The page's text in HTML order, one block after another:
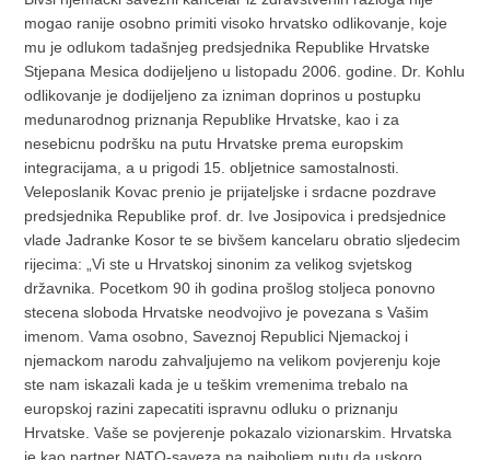
mogao ranije osobno primiti visoko hrvatsko odlikovanje, koje
mu je odlukom tadašnjeg predsjednika Republike Hrvatske
Stjepana Mesica dodijeljeno u listopadu 2006. godine. Dr. Kohlu
odlikovanje je dodijeljeno za izniman doprinos u postupku
medunarodnog priznanja Republike Hrvatske, kao i za
nesebicnu podršku na putu Hrvatske prema europskim
integracijama, a u prigodi 15. obljetnice samostalnosti.
Veleposlanik Kovac prenio je prijateljske i srdacne pozdrave
predsjednika Republike prof. dr. Ive Josipovica i predsjednice
vlade Jadranke Kosor te se bivšem kancelaru obratio sljedecim
rijecima: „Vi ste u Hrvatskoj sinonim za velikog svjetskog
državnika. Pocetkom 90 ih godina prošlog stoljeca ponovno
stecena sloboda Hrvatske neodvojivo je povezana s Vašim
imenom. Vama osobno, Saveznoj Republici Njemackoj i
njemackom narodu zahvaljujemo na velikom povjerenju koje
ste nam iskazali kada je u teškim vremenima trebalo na
europskoj razini zapecatiti ispravnu odluku o priznanju
Hrvatske. Vaše se povjerenje pokazalo vizionarskim. Hrvatska